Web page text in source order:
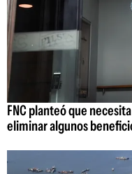
FNC planteó que
eliminar algunos